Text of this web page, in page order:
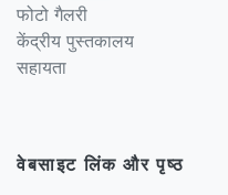
फोटो गैलरी
केंद्रीय पुस्तकालय
सहायता
वेबसाइट लिंक और पृष्ठ